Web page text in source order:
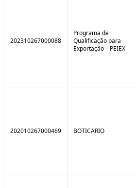
202310267000088
Programa de
Qualificação para
Exportação – PEIEX
202010267000469 BOTICARIO